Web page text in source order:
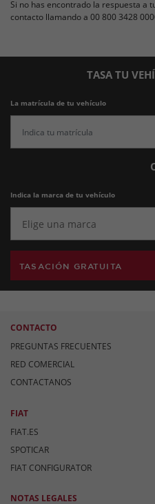
Si no has encontrado la respuesta a
contacto llamando a 00 800 3428
TASA TU
La matrícula de tu vehículo
Indica la marca de tu vehículo
TASACIÓN GRATUITA
CONTACTO
PREGUNTAS FRECUENTES
RED COMERCIAL
CONTACTANOS
FIAT
FIAT.ES
SPOTICAR
FIAT CONFIGURATOR
NOTAS LEGALES